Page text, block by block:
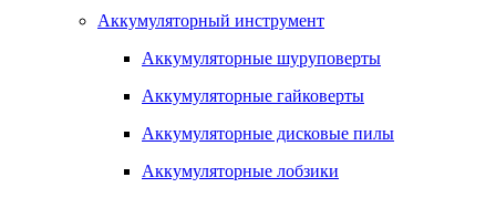
Аккумуляторный инструмент
Аккумуляторные шуруповерты
Аккумуляторные гайковерты
Аккумуляторные дисковые пилы
Аккумуляторные лобзики